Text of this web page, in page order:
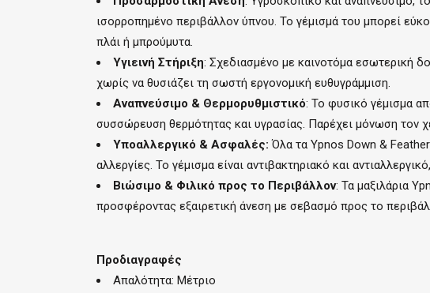
ισορροπημένο περιβάλλον ύπνου. Το γέμισμά του μπορεί
πλάι ή μπρούμυτα.
Υγιεινή Στήριξη: Σχεδιασμένο με καινοτόμα εσωτερική
χωρίς να θυσιάζει τη σωστή εργονομική ευθυγράμμιση.
Αναπνεύσιμο & Θερμορυθμιστικό: Το φυσικό γέμισμα
συσσώρευση θερμότητας και υγρασίας. Παρέχει μόνωση τον
Υποαλλεργικό & Ασφαλές: Όλα τα Ypnos Down &
αλλεργίες. Το γέμισμα είναι αντιβακτηριακό και
Βιώσιμο & Φιλικό προς το Περιβάλλον: Τα μαξιλάρια
προσφέροντας εξαιρετική άνεση με σεβασμό προς το
Προδιαγραφές
Απαλότητα: Μέτριο